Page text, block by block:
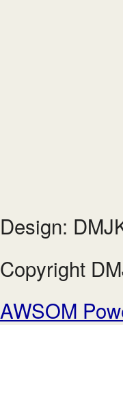
Design:
Copyright
AWSOM